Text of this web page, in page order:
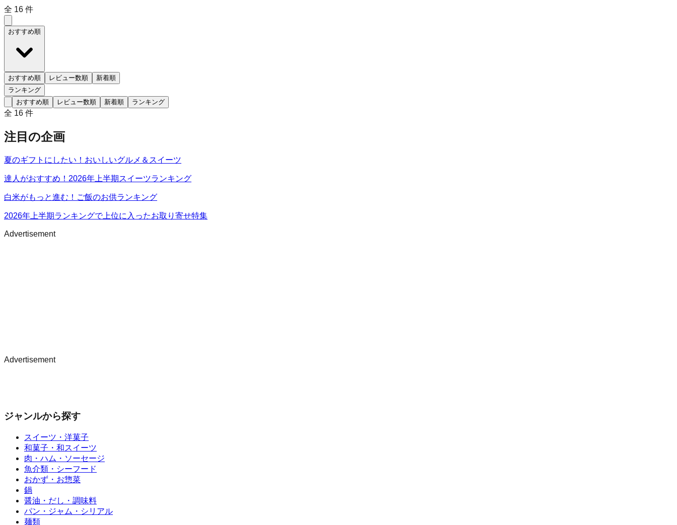
全 16 件
おすすめ順
おすすめ順 レビュー数順
新着順
ランキング
おすすめ順
レビュー数順 新着順 ランキング
全 16 件
注目の企画
夏のギフトにしたい！おいしいグルメ＆スイーツ
達人がおすすめ！2026年上半期スイーツランキング
白米がもっと進む！ご飯のお供ランキング
2026年上半期ランキングで上位に入ったお取り寄せ特集
Advertisement
Advertisement
ジャンルから探す
スイーツ・洋菓子
和菓子・和スイーツ
肉・ハム・ソーセージ
魚介類・シーフード
おかず・お惣菜
鍋
醤油・だし・調味料
パン・ジャム・シリアル
麺類